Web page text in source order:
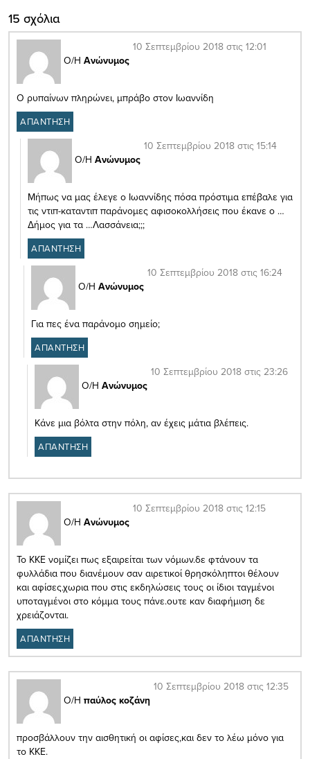
15 σχόλια
Ο/Η Ανώνυμος
10 Σεπτεμβρίου 2018 στις 12:01
Ο ρυπαίνων πληρώνει, μπράβο στον Ιωαννίδη
ΑΠΑΝΤΗΣΗ
Ο/Η Ανώνυμος
10 Σεπτεμβρίου 2018 στις 15:14
Μήπως να μας έλεγε ο Ιωαννίδης πόσα πρόστιμα επέβαλε για
τις ντιπ-καταντιπ παράνομες αφισοκολλήσεις που έκανε ο …
Δήμος για τα …Λασσάνεια;;;
ΑΠΑΝΤΗΣΗ
Ο/Η Ανώνυμος
10 Σεπτεμβρίου 2018 στις 16:24
Για πες ένα παράνομο σημείο;
ΑΠΑΝΤΗΣΗ
Ο/Η Ανώνυμος
10 Σεπτεμβρίου 2018 στις 23:26
Κάνε μια βόλτα στην πόλη, αν έχεις μάτια βλέπεις.
ΑΠΑΝΤΗΣΗ
Ο/Η Ανώνυμος
10 Σεπτεμβρίου 2018 στις 12:15
Το ΚΚΕ νομίζει πως εξαιρείται των νόμων.δε φτάνουν τα
φυλλάδια που διανέμουν σαν αιρετικοί θρησκόληπτοι θέλουν
και αφίσες.χωρια που στις εκδηλώσεις τους οι ίδιοι ταγμένοι
υποταγμένοι στο κόμμα τους πάνε.ουτε καν διαφήμιση δε
χρειάζονται.
ΑΠΑΝΤΗΣΗ
Ο/Η παύλος κοζάνη
10 Σεπτεμβρίου 2018 στις 12:35
προσβάλλουν την αισθητική οι αφίσες,και δεν το λέω μόνο για
το ΚΚΕ.